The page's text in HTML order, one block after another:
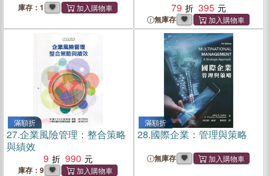
庫存：1
79
395
無庫存
滿額折
27.企業風險管理：整合策略
與績效
9
990
庫存：9
滿額折
28.國際企業：管理與策略
無庫存